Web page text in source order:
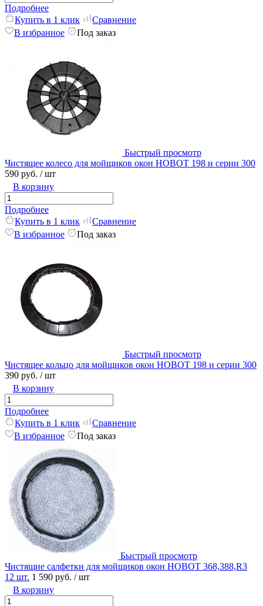
Подробнее
Купить в 1 клик
Сравнение
В избранное
Под заказ
Быстрый просмотр
Чистящее колесо для мойщиков окон HOBOT 198 и серии 300
590 руб. / шт
В корзину
Подробнее
Купить в 1 клик
Сравнение
В избранное
Под заказ
Быстрый просмотр
Чистящее кольцо для мойщиков окон HOBOT 198 и серии 300
390 руб. / шт
В корзину
Подробнее
Купить в 1 клик
Сравнение
В избранное
Под заказ
Быстрый просмотр
Чистящие салфетки для мойщиков окон HOBOT 368,388,R3
12 шт. 1 590 руб. / шт
В корзину